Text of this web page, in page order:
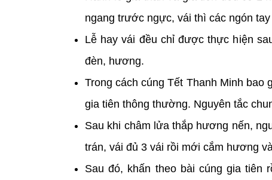
ngang trước ngực, vái thì các ngón
Lễ hay vái đều chỉ được thực hiện
đèn, hương.
Trong cách cúng Tết Thanh Minh
gia tiên thông thường. Nguyên tắc
Sau khi châm lửa thắp hương nến,
trán, vái đủ 3 vái rồi mới cắm hương
Sau đó, khấn theo bài cúng gia